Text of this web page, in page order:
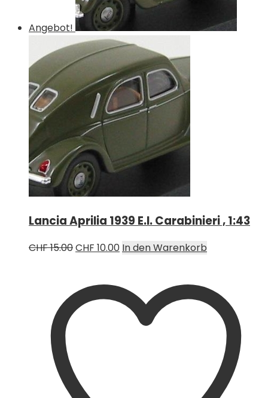
Angebot!
Lancia Aprilia 1939 E.I. Carabinieri , 1:43
CHF15.00Ursprünglicher
CHF 15.00
CHF 10.00Aktueller
CHF 10.00.
In den Warenkorb